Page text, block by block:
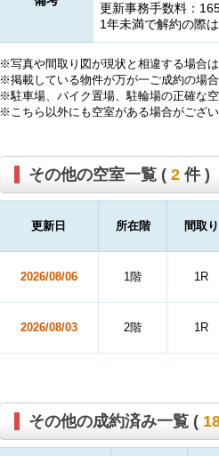
更新事務手数料：
1年未満で解約の際
※写真や間取り図が現状と相違する場合
※掲載している物件が万が一ご成約の場合
※駐車場、バイク置場、駐輪場の正確な
※こちら以外にも空室がある場合がござ
その他の空室一覧 ( 2 件 )
更新日 所在階 間取り
2026/08/06 1階 1R
2026/08/03 2階 1R
その他の成約済み一覧 (